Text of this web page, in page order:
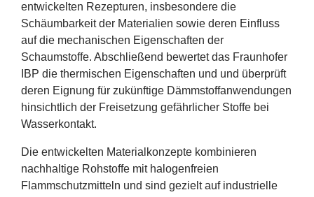
entwickelten Rezepturen, insbesondere die
Schäumbarkeit der Materialien sowie deren Einfluss
auf die mechanischen Eigenschaften der
Schaumstoffe. Abschließend bewertet das Fraunhofer
IBP die thermischen Eigenschaften und und überprüft
deren Eignung für zukünftige Dämmstoffanwendungen
hinsichtlich der Freisetzung gefährlicher Stoffe bei
Wasserkontakt.
Die entwickelten Materialkonzepte kombinieren
nachhaltige Rohstoffe mit halogenfreien
Flammschutzmitteln und sind gezielt auf industrielle